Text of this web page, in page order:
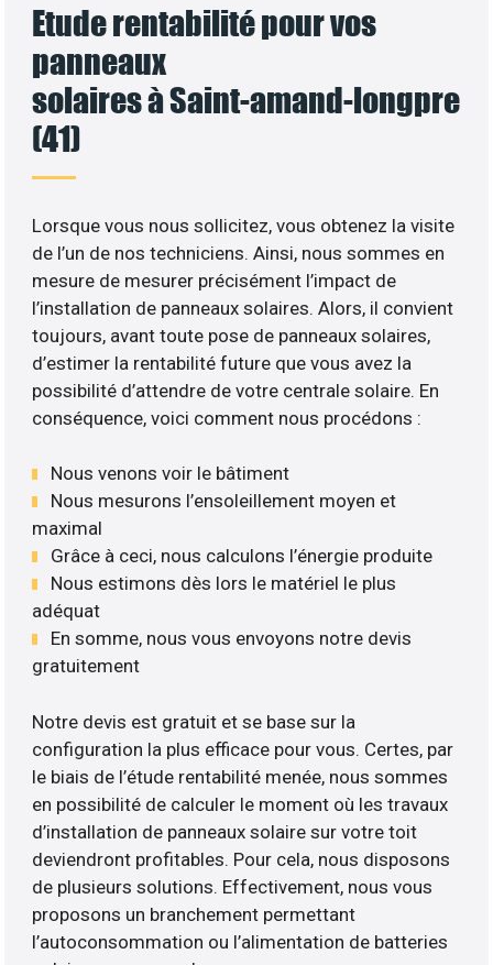
Etude rentabilité pour vos
panneaux
solaires à Saint-amand-longpre
(41)
Lorsque vous nous sollicitez, vous obtenez la visite
de l’un de nos techniciens. Ainsi, nous sommes en
mesure de mesurer précisément l’impact de
l’installation de panneaux solaires. Alors, il convient
toujours, avant toute pose de panneaux solaires,
d’estimer la rentabilité future que vous avez la
possibilité d’attendre de votre centrale solaire. En
conséquence, voici comment nous procédons :
Nous venons voir le bâtiment
Nous mesurons l’ensoleillement moyen et
maximal
Grâce à ceci, nous calculons l’énergie produite
Nous estimons dès lors le matériel le plus
adéquat
En somme, nous vous envoyons notre devis
gratuitement
Notre devis est gratuit et se base sur la
configuration la plus efficace pour vous. Certes, par
le biais de l’étude rentabilité menée, nous sommes
en possibilité de calculer le moment où les travaux
d’installation de panneaux solaire sur votre toit
deviendront profitables. Pour cela, nous disposons
de plusieurs solutions. Effectivement, nous vous
proposons un branchement permettant
l’autoconsommation ou l’alimentation de batteries